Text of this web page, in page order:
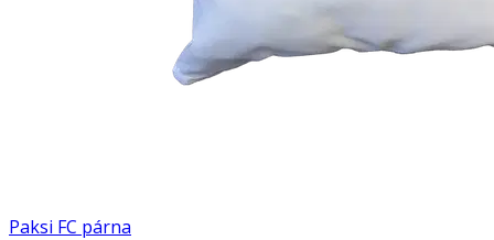
Paksi FC párna